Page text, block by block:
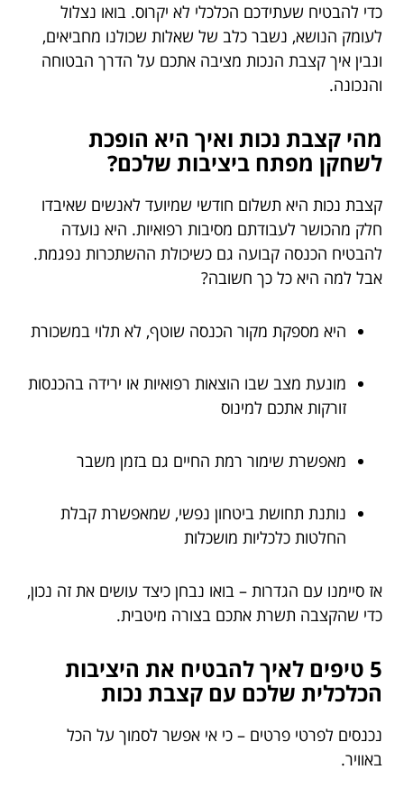
כדי להבטיח שעתידכם הכלכלי לא יקרוס. בואו נצלול
לעומק הנושא, נשבר כלב של שאלות שכולנו מחביאים,
ונבין איך קצבת הנכות מציבה אתכם על הדרך הבטוחה
והנכונה.
מהי קצבת נכות ואיך היא הופכת
לשחקן מפתח ביציבות שלכם?
קצבת נכות היא תשלום חודשי שמיועד לאנשים שאיבדו
חלק מהכושר לעבודתם מסיבות רפואיות. היא נועדה
להבטיח הכנסה קבועה גם כשיכולת ההשתכרות נפגמת.
אבל למה היא כל כך חשובה?
היא מספקת מקור הכנסה שוטף, לא תלוי במשכורת
מונעת מצב שבו הוצאות רפואיות או ירידה בהכנסות
זורקות אתכם למינוס
מאפשרת שימור רמת החיים גם בזמן משבר
נותנת תחושת ביטחון נפשי, שמאפשרת קבלת
החלטות כלכליות מושכלות
אז סיימנו עם הגדרות – בואו נבחן כיצד עושים את זה נכון,
כדי שהקצבה תשרת אתכם בצורה מיטבית.
5 טיפים לאיך להבטיח את היציבות
הכלכלית שלכם עם קצבת נכות
נכנסים לפרטי פרטים – כי אי אפשר לסמוך על הכל
באוויר.